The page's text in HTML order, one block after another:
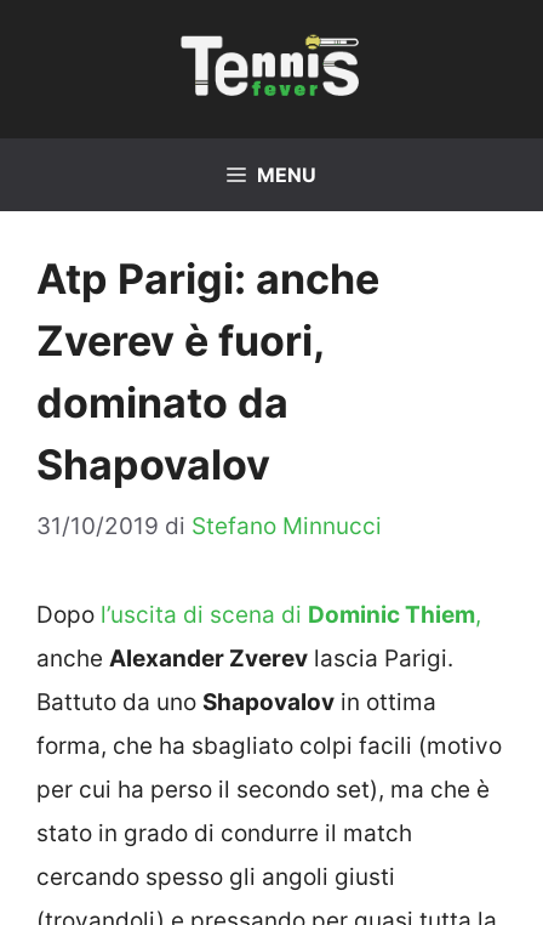
MENU
Atp Parigi: anche
Zverev è fuori,
dominato da
Shapovalov
31/10/2019 di Stefano Minnucci
Dopo l’uscita di scena di Dominic Thiem,
anche Alexander Zverev lascia Parigi.
Battuto da uno Shapovalov in ottima
forma, che ha sbagliato colpi facili (motivo
per cui ha perso il secondo set), ma che è
stato in grado di condurre il match
cercando spesso gli angoli giusti